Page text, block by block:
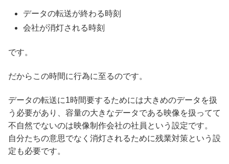
データの転送が終わる時刻
会社が消灯される時刻
です。
だからこの時間に行為に至るのです。
データの転送に1時間要するためには大きめのデータを扱
う必要があり、容量の大きなデータである映像を扱ってて
不自然でないのは映像制作会社の社員という設定です。
自分たちの意思でなく消灯されるために残業対策という設
定も必要です。